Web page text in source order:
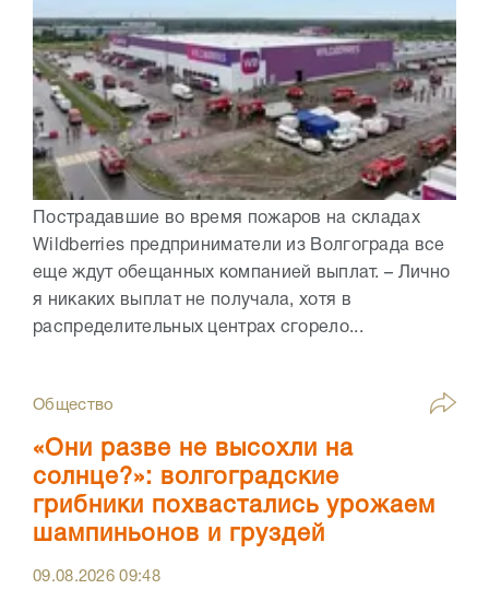
Пострадавшие во время пожаров на складах
Wildberries предприниматели из Волгограда все
еще ждут обещанных компанией выплат. – Лично
я никаких выплат не получала, хотя в
распределительных центрах сгорело...
Общество
«Они разве не высохли на
солнце?»: волгоградские
грибники похвастались урожаем
шампиньонов и груздей
09.08.202609:48